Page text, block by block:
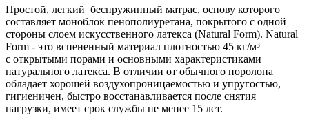
Простой, легкий беспружинный матрас, основу которого
составляет моноблок пенополиуретана, покрытого с одной
стороны слоем искусственного латекса (Natural Form). Natural
Form - это вспененный материал плотностью 45 кг/м³
с открытыми порами и основными характеристиками
натурального латекса. В отличии от обычного поролона
обладает хорошей воздухопроницаемостью и упругостью,
гигиеничен, быстро восстанавливается после снятия
нагрузки, имеет срок службы не менее 15 лет.